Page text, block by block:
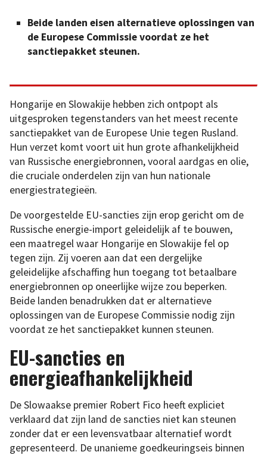
Beide landen eisen alternatieve oplossingen van
de Europese Commissie voordat ze het
sanctiepakket steunen.
Hongarije en Slowakije hebben zich ontpopt als
uitgesproken tegenstanders van het meest recente
sanctiepakket van de Europese Unie tegen Rusland.
Hun verzet komt voort uit hun grote afhankelijkheid
van Russische energiebronnen, vooral aardgas en olie,
die cruciale onderdelen zijn van hun nationale
energiestrategieën.
De voorgestelde EU-sancties zijn erop gericht om de
Russische energie-import geleidelijk af te bouwen,
een maatregel waar Hongarije en Slowakije fel op
tegen zijn. Zij voeren aan dat een dergelijke
geleidelijke afschaffing hun toegang tot betaalbare
energiebronnen op oneerlijke wijze zou beperken.
Beide landen benadrukken dat er alternatieve
oplossingen van de Europese Commissie nodig zijn
voordat ze het sanctiepakket kunnen steunen.
EU-sancties en
energieafhankelijkheid
De Slowaakse premier Robert Fico heeft expliciet
verklaard dat zijn land de sancties niet kan steunen
zonder dat er een levensvatbaar alternatief wordt
gepresenteerd. De unanieme goedkeuringseis binnen